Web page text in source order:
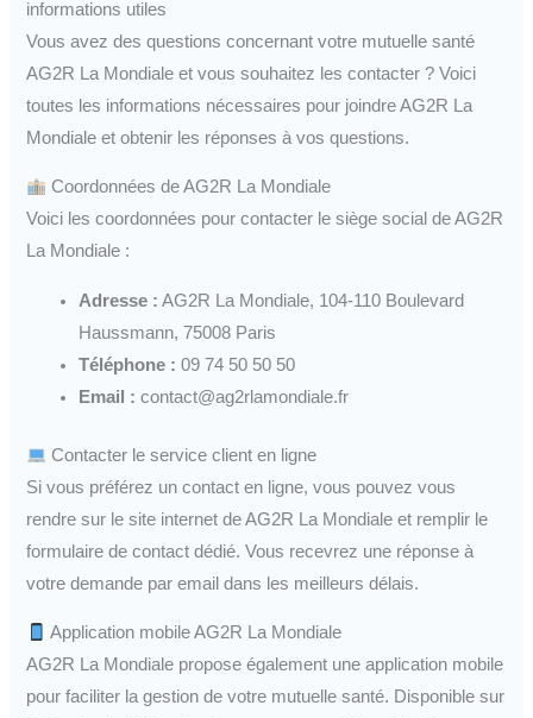
informations utiles
Vous avez des questions concernant votre mutuelle santé
AG2R La Mondiale et vous souhaitez les contacter ? Voici
toutes les informations nécessaires pour joindre AG2R La
Mondiale et obtenir les réponses à vos questions.
Coordonnées de AG2R La Mondiale
Voici les coordonnées pour contacter le siège social de AG2R
La Mondiale :
Adresse : AG2R La Mondiale, 104-110 Boulevard
Haussmann, 75008 Paris
Téléphone : 09 74 50 50 50
Email : contact@ag2rlamondiale.fr
Contacter le service client en ligne
Si vous préférez un contact en ligne, vous pouvez vous
rendre sur le site internet de AG2R La Mondiale et remplir le
formulaire de contact dédié. Vous recevrez une réponse à
votre demande par email dans les meilleurs délais.
Application mobile AG2R La Mondiale
AG2R La Mondiale propose également une application mobile
pour faciliter la gestion de votre mutuelle santé. Disponible sur